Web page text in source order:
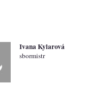
Ivana Kylarová
sbormistr